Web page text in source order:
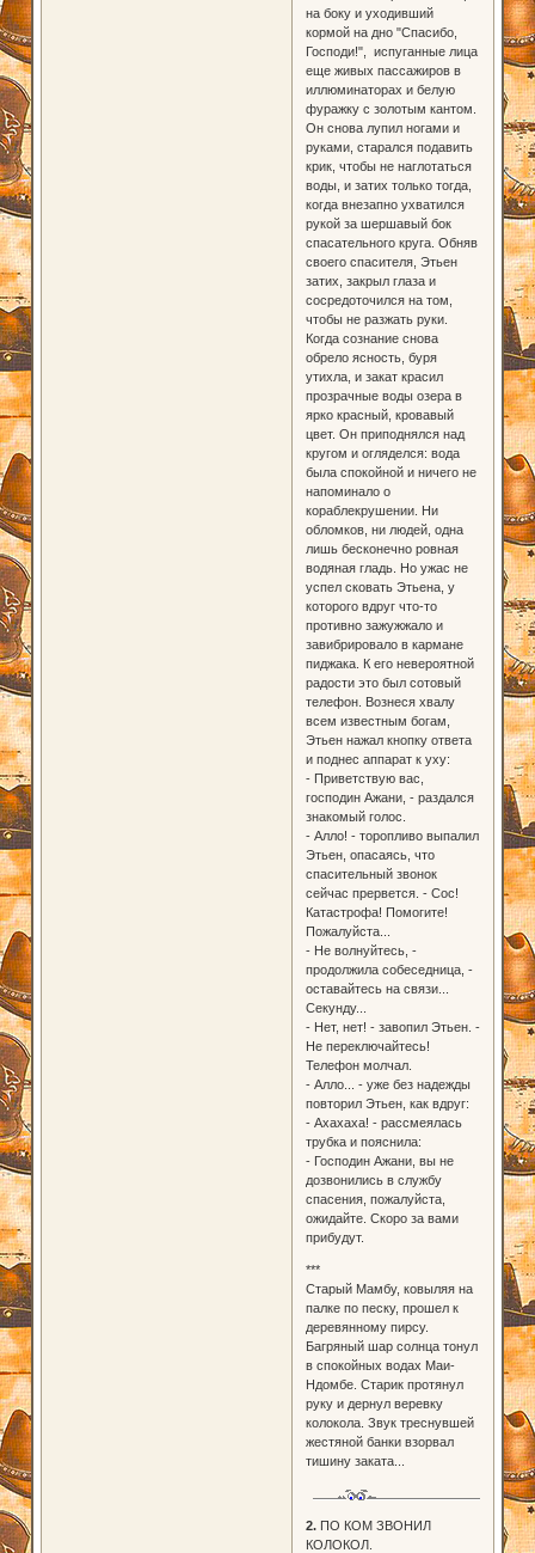
на боку и уходивший
кормой на дно "Спасибо,
Господи!", испуганные лица
еще живых пассажиров в
иллюминаторах и белую
фуражку с золотым кантом.
Он снова лупил ногами и
руками, старался подавить
крик, чтобы не наглотаться
воды, и затих только тогда,
когда внезапно ухватился
рукой за шершавый бок
спасательного круга. Обняв
своего спасителя, Этьен
затих, закрыл глаза и
сосредоточился на том,
чтобы не разжать руки.
Когда сознание снова
обрело ясность, буря
утихла, и закат красил
прозрачные воды озера в
ярко красный, кровавый
цвет. Он приподнялся над
кругом и огляделся: вода
была спокойной и ничего не
напоминало о
кораблекрушении. Ни
обломков, ни людей, одна
лишь бесконечно ровная
водяная гладь. Но ужас не
успел сковать Этьена, у
которого вдруг что-то
противно зажужжало и
завибрировало в кармане
пиджака. К его невероятной
радости это был сотовый
телефон. Вознеся хвалу
всем известным богам,
Этьен нажал кнопку ответа
и поднес аппарат к уху:
- Приветствую вас,
господин Ажани, - раздался
знакомый голос.
- Алло! - торопливо выпалил
Этьен, опасаясь, что
спасительный звонок
сейчас прервется. - Сос!
Катастрофа! Помогите!
Пожалуйста...
- Не волнуйтесь, -
продолжила собеседница, -
оставайтесь на связи...
Секунду...
- Нет, нет! - завопил Этьен. -
Не переключайтесь!
Телефон молчал.
- Алло... - уже без надежды
повторил Этьен, как вдруг:
- Ахахаха! - рассмеялась
трубка и пояснила:
- Господин Ажани, вы не
дозвонились в службу
спасения, пожалуйста,
ожидайте. Скоро за вами
прибудут.
***
Старый Мамбу, ковыляя на
палке по песку, прошел к
деревянному пирсу.
Багряный шар солнца тонул
в спокойных водах Маи-
Ндомбе. Старик протянул
руку и дернул веревку
колокола. Звук треснувшей
жестяной банки взорвал
тишину заката...
2.ПО КОМ ЗВОНИЛ
КОЛОКОЛ.